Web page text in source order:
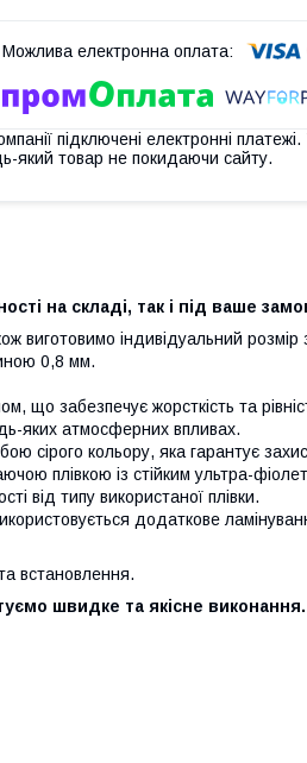
підключені електронні
який товар не покидаючи сайту.
на складі, так і під ваше
виготовимо індивідуальний розмір
0,8 мм.
що забезпечує жорсткість та
яких атмосферних впливах.
сірого кольору, яка гарантує
плівкою із стійким ультра-
від типу використаної плівки.
додаткове
встановлення.
швидке та якісне